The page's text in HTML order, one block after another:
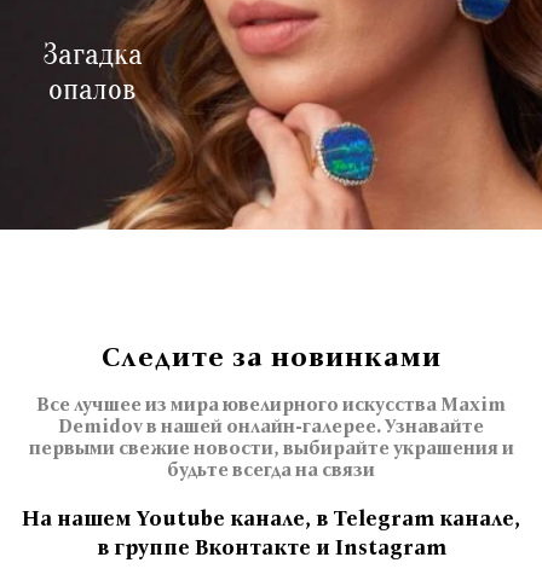
Загадка
опалов
Следите за новинками
Все лучшее из мира ювелирного искусства Maxim
Demidov в нашей онлайн-галерее. Узнавайте
первыми свежие новости, выбирайте украшения и
будьте всегда на связи
На нашем Youtube канале, в Telegram канале,
в группе Вконтакте и Instagram